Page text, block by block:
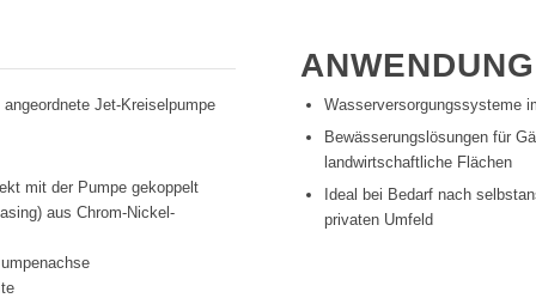
Jet-Kreiselpumpe
mit der Pumpe gekoppelt
aus Chrom-Nickel-
Wasserversorgungssysteme
Bewässerungslösungen für
landwirtschaftliche Flächen
Ideal bei Bedarf nach
privaten Umfeld